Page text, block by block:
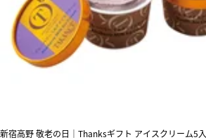
新宿高野 敬老の日｜Thanksギフト アイスクリーム5入